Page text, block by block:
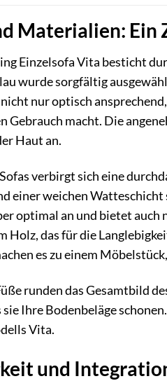
Materialien: Ein
Einzelsofa Vita besticht
wurde sorgfältig
nur optisch
Gebrauch macht. Die
Haut an.
verbirgt sich eine
einer weichen
optimal an und bietet auch
Holz, das für die
es zu einem
runden das Gesamtbild
sie Ihre Bodenbeläge
Vita.
und